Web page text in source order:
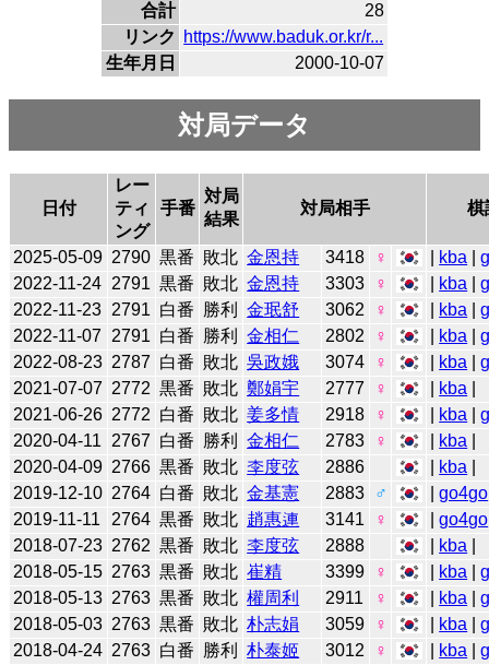
合計
28
リンク
https://www.baduk.or.kr/r...
生年月日
2000-10-07
対局データ
日付
レー
ティ
ング
手番
対局
結果
対局相手 棋
2025-05-09 2790 黒番 敗北 金恩持 3418 ♀ kba |
2022-11-24 2791 黒番 敗北 金恩持 3303 ♀ kba |
2022-11-23 2791 白番 勝利 金珉舒 3062 ♀ kba |
2022-11-07
2791 白番 勝利 金相仁 2802 ♀ kba |
2022-08-23 2787 白番 敗北 吳政娥 3074 ♀ kba |
2021-07-07 2772 黒番 敗北 鄭娟宇 2777 ♀ kba
2021-06-26 2772 白番 敗北 姜多情 2918 ♀ kba |
2020-04-11
2767 白番 勝利 金相仁 2783 ♀ kba
2020-04-09 2766 黒番 敗北 李度弦 2886 kba
2019-12-10 2764 白番 敗北 金基憲 2883 ♂ |go4go
2019-11-11
2764 黒番 敗北 趙惠連 3141 ♀ |go4go
2018-07-23 2762 黒番 敗北 李度弦 2888 kba
2018-05-15 2763 黒番 敗北 崔精 3399 ♀ kba |
2018-05-13 2763 黒番 敗北 權周利 2911 ♀ kba |
2018-05-03 2763 黒番 敗北 朴志娟 3059 ♀ kba |
2018-04-24 2763 白番 勝利 朴泰姬 3012 ♀ kba |